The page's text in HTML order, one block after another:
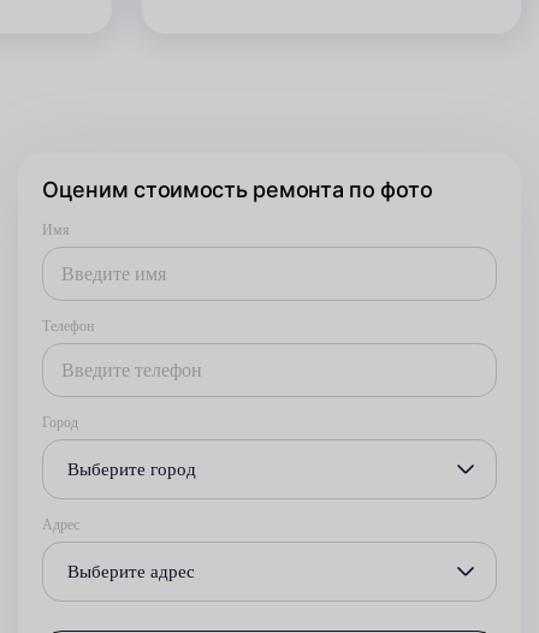
Оценим стоимость ремонта по фото
Имя
Телефон
Город
Выберите город
Адрес
Выберите адрес